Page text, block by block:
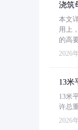
浇筑
本文
用上
的高
2026
13米
13米
许总
2026